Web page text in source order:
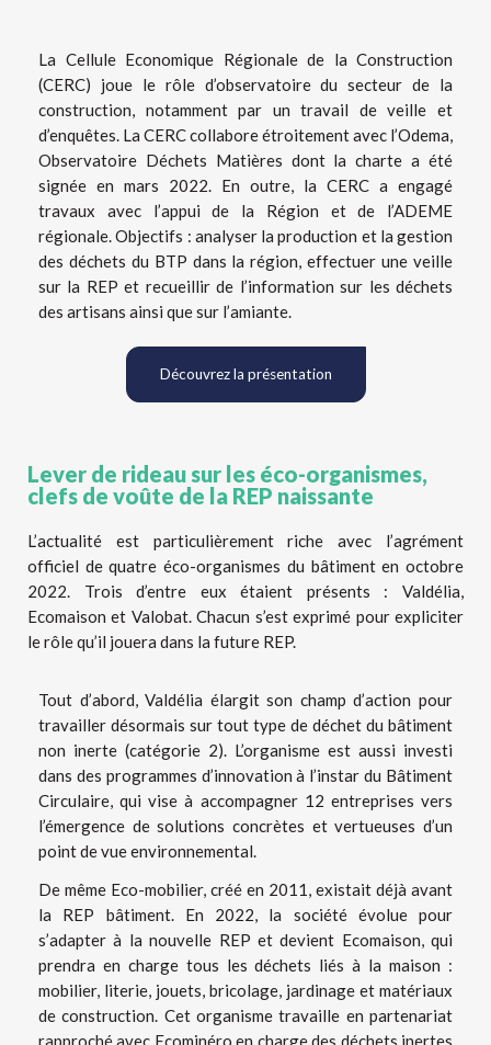
La Cellule Economique Régionale de la Construction
(CERC) joue le rôle d’observatoire du secteur de la
construction, notamment par un travail de veille et
d’enquêtes. La CERC collabore étroitement avec l’Odema,
Observatoire Déchets Matières dont la charte a été
signée en mars 2022. En outre, la CERC a engagé
travaux avec l’appui de la Région et de l’ADEME
régionale. Objectifs : analyser la production et la gestion
des déchets du BTP dans la région, effectuer une veille
sur la REP et recueillir de l’information sur les déchets
des artisans ainsi que sur l’amiante.
Découvrez la présentation
Lever de rideau sur les éco-organismes,
clefs de voûte de la REP naissante
L’actualité est particulièrement riche avec l’agrément
officiel de quatre éco-organismes du bâtiment en octobre
2022. Trois d’entre eux étaient présents : Valdélia,
Ecomaison et Valobat. Chacun s’est exprimé pour expliciter
le rôle qu’il jouera dans la future REP.
Tout d’abord, Valdélia élargit son champ d’action pour
travailler désormais sur tout type de déchet du bâtiment
non inerte (catégorie 2). L’organisme est aussi investi
dans des programmes d’innovation à l’instar du Bâtiment
Circulaire, qui vise à accompagner 12 entreprises vers
l’émergence de solutions concrètes et vertueuses d’un
point de vue environnemental.
De même Eco-mobilier, créé en 2011, existait déjà avant
la REP bâtiment. En 2022, la société évolue pour
s’adapter à la nouvelle REP et devient Ecomaison, qui
prendra en charge tous les déchets liés à la maison :
mobilier, literie, jouets, bricolage, jardinage et matériaux
de construction. Cet organisme travaille en partenariat
rapproché avec Ecominéro en charge des déchets inertes